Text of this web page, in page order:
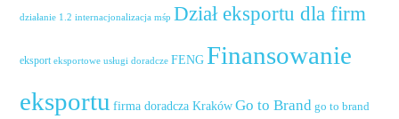
działanie 1.2 internacjonalizacja mśp Dział eksportu dla firm
eksport eksportowe usługi doradcze FENG Finansowanie
eksportu firma doradcza Kraków Go to Brand go to brand